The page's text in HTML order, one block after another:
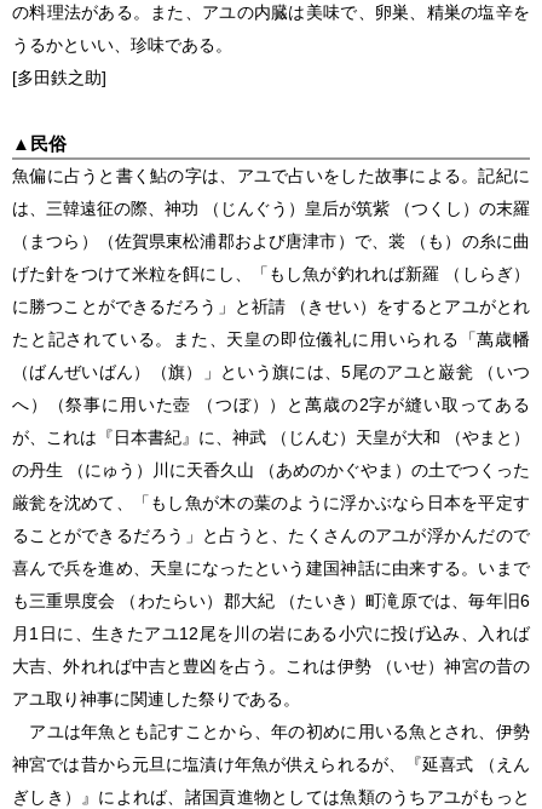
の料理法がある。また、アユの内臓は美味で、卵巣、精巣の塩辛を
うるかといい、珍味である。
[多田鉄之助]
▲ 民俗
魚偏に占うと書く鮎の字は、アユで占いをした故事による。記紀に
は、三韓遠征の際、神功 （じんぐう）皇后が筑紫 （つくし）の末羅
（まつら）（佐賀県東松浦郡および唐津市）で、裳 （も）の糸に曲
げた針をつけて米粒を餌にし、「もし魚が釣れれば新羅 （しらぎ）
に勝つことができるだろう」と祈請 （きせい）をするとアユがとれ
たと記されている。また、天皇の即位儀礼に用いられる「萬歳幡
（ばんぜいばん）（旗）」という旗には、5尾のアユと巌瓮 （いつ
へ）（祭事に用いた壺 （つぼ））と萬歳の2字が縫い取ってある
が、これは『日本書紀』に、神武 （じんむ）天皇が大和 （やまと）
の丹生 （にゅう）川に天香久山 （あめのかぐやま）の土でつくった
厳瓮を沈めて、「もし魚が木の葉のように浮かぶなら日本を平定す
ることができるだろう」と占うと、たくさんのアユが浮かんだので
喜んで兵を進め、天皇になったという建国神話に由来する。いまで
も三重県度会 （わたらい）郡大紀 （たいき）町滝原では、毎年旧6
月1日に、生きたアユ12尾を川の岩にある小穴に投げ込み、入れば
大吉、外れれば中吉と豊凶を占う。これは伊勢 （いせ）神宮の昔の
アユ取り神事に関連した祭りである。
アユは年魚とも記すことから、年の初めに用いる魚とされ、伊勢
神宮では昔から元旦に塩漬け年魚が供えられるが、『延喜式 （えん
ぎしき）』によれば、諸国貢進物としては魚類のうちアユがもっと